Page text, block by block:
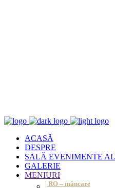
ACASĂ
DESPRE
SALĂ EVENIMENTE
GALERIE
MENIURI
| RO – mâncare